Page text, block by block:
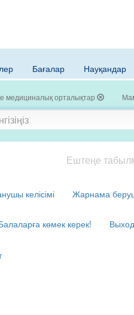
Бағалар Науқандар
медициналық орталықтар
Ештеңе
келісімі Жарнама
көмек керек!